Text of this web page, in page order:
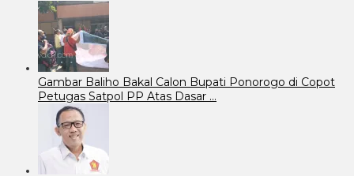
Gambar Baliho Bakal Calon Bupati Ponorogo di Copot
Petugas Satpol PP Atas Dasar …